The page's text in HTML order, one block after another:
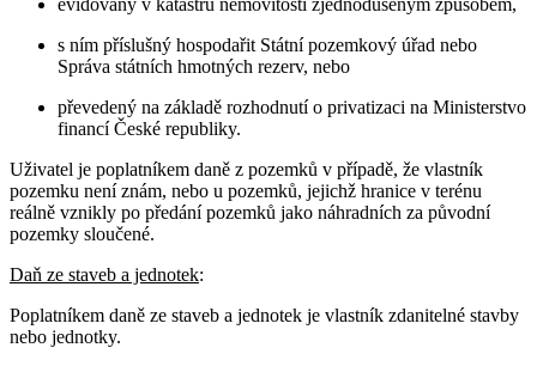
evidovaný v katastru nemovitostí zjednodušeným způsobem,
s ním příslušný hospodařit Státní pozemkový úřad nebo
Správa státních hmotných rezerv, nebo
převedený na základě rozhodnutí o privatizaci na Ministerstvo
financí České republiky.
Uživatel je poplatníkem daně z pozemků v případě, že vlastník
pozemku není znám, nebo u pozemků, jejichž hranice v terénu
reálně vznikly po předání pozemků jako náhradních za původní
pozemky sloučené.
Daň ze staveb a jednotek:
Poplatníkem daně ze staveb a jednotek je vlastník zdanitelné stavby
nebo jednotky.